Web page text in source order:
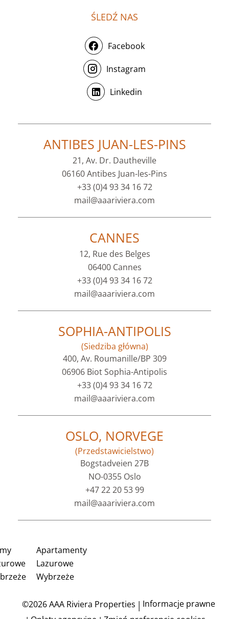
ŚLEDŹ NAS
Facebook
Instagram
Linkedin
ANTIBES JUAN-LES-PINS
21, Av. Dr. Dautheville
06160 Antibes Juan-les-Pins
+33 (0)4 93 34 16 72
mail@aaariviera.com
CANNES
12, Rue des Belges
06400 Cannes
+33 (0)4 93 34 16 72
mail@aaariviera.com
SOPHIA-ANTIPOLIS
(Siedziba główna)
400, Av. Roumanille/BP 309
06906 Biot Sophia-Antipolis
+33 (0)4 93 34 16 72
mail@aaariviera.com
OSLO, NORVEGE
(Przedstawicielstwo)
Bogstadveien 27B
NO-0355 Oslo
+47 22 20 53 99
mail@aaariviera.com
Apartamenty
Lazurowe
Wybrzeże
©2026 AAA Riviera Properties
Informacje prawne